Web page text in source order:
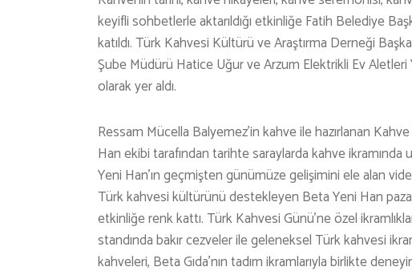
keyifli sohbetlerle aktarıldığı etkinliğe Fatih Belediye
katıldı. Türk Kahvesi Kültürü ve Araştırma Derneği
Şube Müdürü Hatice Uğur ve Arzum Elektrikli Ev
olarak yer aldı.
Ressam Mücella Balyemez’in kahve ile hazırlanan
Han ekibi tarafından tarihte saraylarda kahve ikramında
Yeni Han’ın geçmişten günümüze gelişimini ele alan
Türk kahvesi kültürünü destekleyen Beta Yeni Han
etkinliğe renk kattı. Türk Kahvesi Günü’ne özel
standında bakır cezveler ile geleneksel Türk kahvesi
kahveleri, Beta Gıda’nın tadım ikramlarıyla birlikte